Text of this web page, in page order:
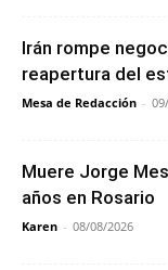
Irán rompe
reapertura del
Mesa de Redacción -
Muere Jorge
años en Rosario
Karen - 08/08/2026